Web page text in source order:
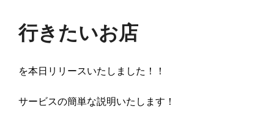
行きたいお店
を本日リリースいたしました！！
サービスの簡単な説明いたします！